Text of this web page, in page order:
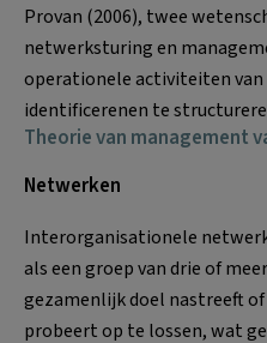
Provan (2006), twee
netwerksturing en
operationele activiteiten
identificerenen te
Theorie van management
Netwerken
Interorganisationele
als een groep van drie of
gezamenlijk doel nastreeft
probeert op te lossen, wat